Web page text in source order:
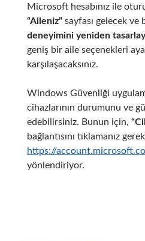
Microsoft hesabınız ile
“Aileniz”sayfası gelecek ve
deneyimini yeniden
geniş bir aile seçenekleri
karşılaşacaksınız.
Windows Güvenliği
cihazlarının durumunu ve
edebilirsiniz. Bunun için,
bağlantısını tıklamanız
https://
yönlendiriyor.